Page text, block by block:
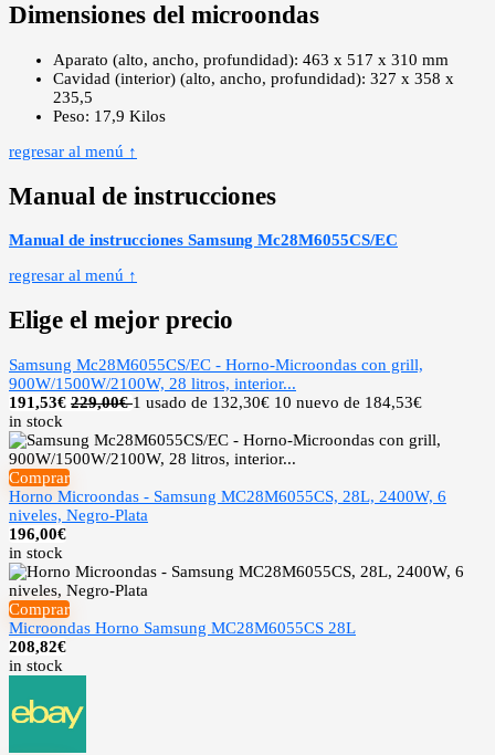
Dimensiones del microondas
Aparato (alto, ancho, profundidad): 463 x 517 x 310 mm
Cavidad (interior) (alto, ancho, profundidad): 327 x 358 x
235,5
Peso: 17,9 Kilos
regresar al menú ↑
Manual de instrucciones
Manual de instrucciones Samsung Mc28M6055CS/EC
regresar al menú ↑
Elige el mejor precio
Samsung Mc28M6055CS/EC - Horno-Microondas con grill,
900W/1500W/2100W, 28 litros, interior...
191,53€ 229,00€ 1 usado de 132,30€ 10 nuevo de 184,53€
in stock
Comprar
Horno Microondas - Samsung MC28M6055CS, 28L, 2400W, 6
niveles, Negro-Plata
196,00€
in stock
Comprar
Microondas Horno Samsung MC28M6055CS 28L
208,82€
in stock